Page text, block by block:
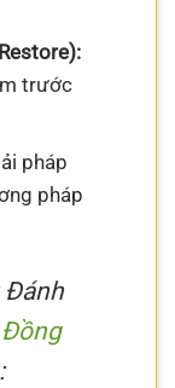
trước
pháp
pháp
Đánh
: